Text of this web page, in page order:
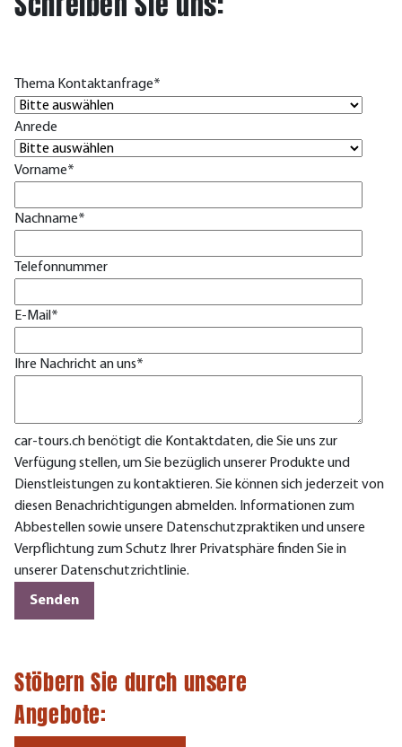
Thema Kontaktanfrage*
Anrede
Vorname*
Nachname*
Telefonnummer
E-Mail *
Ihre Nachricht an uns*
car-tours.ch benötigt die Kontaktdaten, die Sie uns zur
Verfügung stellen, um Sie bezüglich unserer Produkte und
Dienstleistungen zu kontaktieren. Sie können sich jederzeit von
diesen Benachrichtigungen abmelden. Informationen zum
Abbestellen sowie unsere Datenschutzpraktiken und unsere
Verpflichtung zum Schutz Ihrer Privatsphäre finden Sie in
unserer Datenschutzrichtlinie.
Stöbern Sie durch unsere
Angebote: